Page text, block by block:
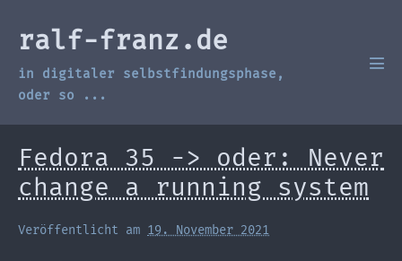
Inhalt
springen
ralf-franz.de
in digitaler selbstfindungsphase,
oder so ...
Fedora 35 -> oder: Never
change a running system
Veröffentlicht am 19. November 2021